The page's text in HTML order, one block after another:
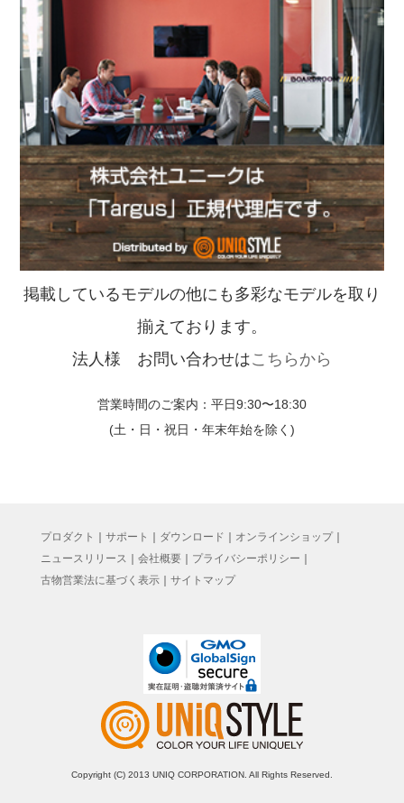
掲載しているモデルの他にも多彩なモデルを取り
揃えております。
法人様 お問い合わせはこちらから
営業時間のご案内：平日9:30〜18:30
(土・日・祝日・年末年始を除く)
プロダクト ｜ サポート ｜ ダウンロード ｜ オンラインショップ｜
ニュースリリース ｜ 会社概要｜ プライバシーポリシー ｜
古物営業法に基づく表示｜ サイトマップ
Copyright (C) 2013 UNIQ CORPORATION. All Rights Reserved.